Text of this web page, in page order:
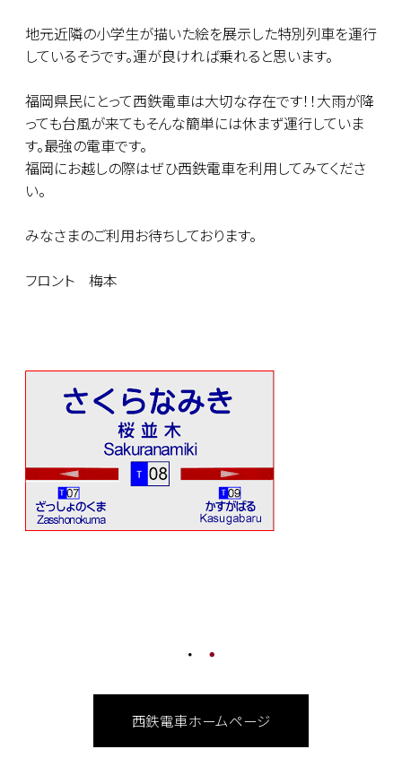
地元近隣の小学生が描いた絵を展示した特別列車を運行
しているそうです。運が良ければ乗れると思います。
福岡県民にとって西鉄電車は大切な存在です！！大雨が降
っても台風が来てもそんな簡単には休まず運行していま
す。最強の電車です。
福岡にお越しの際はぜひ西鉄電車を利用してみてくださ
い。
みなさまのご利用お待ちしております。
フロント 梅本
西鉄電車ホームページ